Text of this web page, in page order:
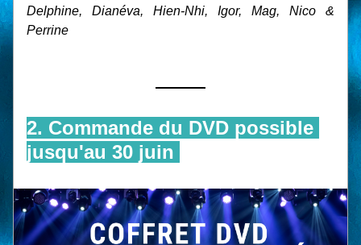
Delphine, Dianéva, Hien-Nhi, Igor, Mag, Nico &
Perrine
2. Commande du DVD possible
jusqu'au 30 juin